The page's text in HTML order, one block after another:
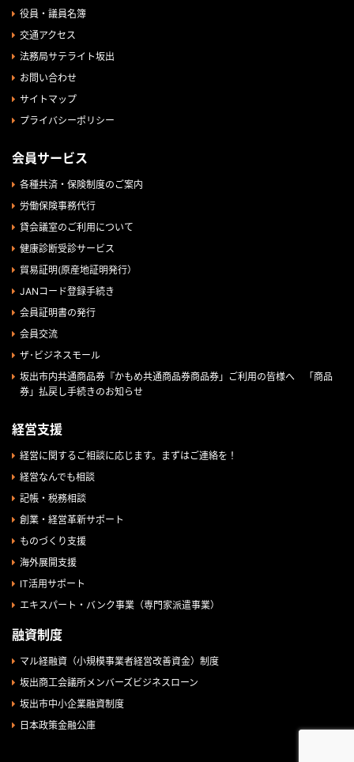
役員・議員名簿
交通アクセス
法務局サテライト坂出
お問い合わせ
サイトマップ
プライバシーポリシー
会員サービス
各種共済・保険制度のご案内
労働保険事務代行
貸会議室のご利用について
健康診断受診サービス
貿易証明(原産地証明発行）
JANコード登録手続き
会員証明書の発行
会員交流
ザ･ビジネスモール
坂出市内共通商品券『かもめ共通商品券商品券」ご利用の皆様へ 「商品
券」払戻し手続きのお知らせ
経営支援
経営に関するご相談に応じます。まずはご連絡を！
経営なんでも相談
記帳・税務相談
創業・経営革新サポート
ものづくり支援
海外展開支援
IT活用サポート
エキスパート・バンク事業（専門家派遣事業）
融資制度
マル経融資（小規模事業者経営改善資金）制度
坂出商工会議所メンバーズビジネスローン
坂出市中小企業融資制度
日本政策金融公庫